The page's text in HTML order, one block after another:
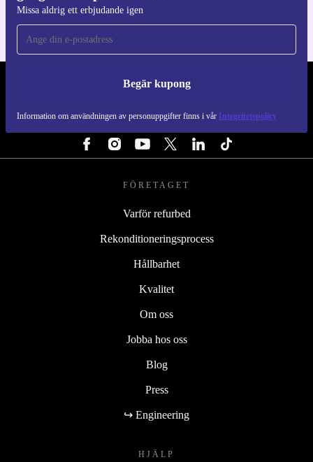
Missa aldrig ett erbjudande igen
Begär kupong
Information om användningen av personuppgifter finns i vår Integritetspolicy
REFURBED SVERIGE - RETHINK NEW.
FÖLJ OSS
FÖRETAGET
Varför refurbed
Rekonditioneringsprocess
Hållbarhet
Kvalitet
Om oss
Jobba hos oss
Blog
Press
↪ Engineering
HJÄLP